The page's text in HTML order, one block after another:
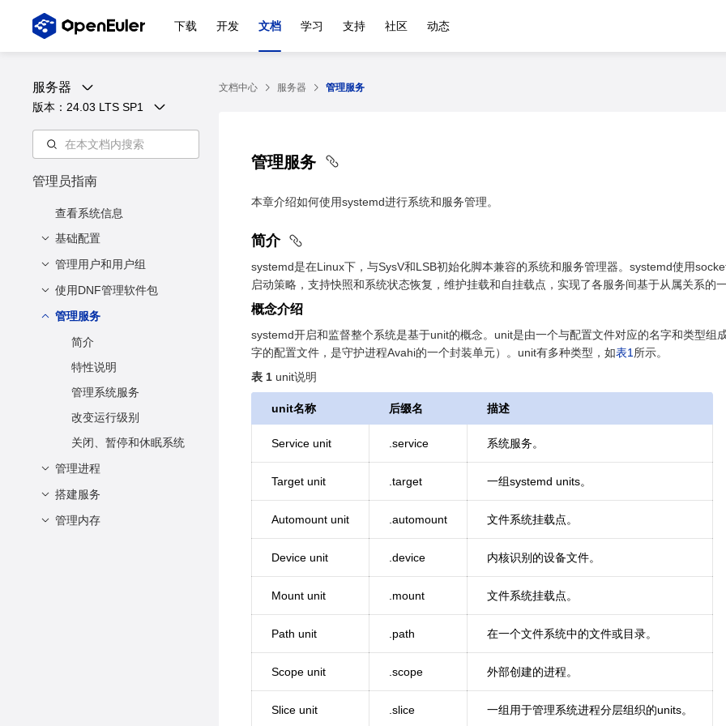
下载 开发 文档 学习 支持 社区 动态
服务器
版本： 24.03 LTS SP1
管理员指南
查看系统信息
基础配置
设置语言环境
设置键盘
设置日期和时间
设置kdump
设置磁盘调度算法
设置NMI watchdog
管理用户和用户组
管理用户
管理用户组
使用DNF管理软件包
配置DNF
管理软件包
管理软件包组
检查并更新
管理服务
简介
特性说明
管理系统服务
改变运行级别
关闭、暂停和休眠系统
管理进程
查看进程
调度启动进程
搭建服务
搭建repo服务器
管理内存
文档中心 服务器 管理服务
管理服务
本章介绍如何使用systemd进行系统和服务管理。
简介
systemd是在Linux下，与SysV和LSB初始化脚本兼容的系统和服务管理器。systemd使用
启动策略，支持快照和系统状态恢复，维护挂载和自挂载点，实现了各服务间基于从属关系的
概念介绍
systemd开启和监督整个系统是基于unit的概念。unit是由一个与配置文件对应的名字和类型组
字的配置文件，是守护进程Avahi的一个封装单元）。unit有多种类型，如表1 所示。
表 1 unit说明
unit名称 后缀名 描述
Service unit .service 系统服务。
Target unit .target 一组systemd units。
Automount unit .automount 文件系统挂载点。
Device unit .device 内核识别的设备文件。
Mount unit .mount 文件系统挂载点。
Path unit .path 在一个文件系统中的文件或目录。
Scope unit .scope 外部创建的进程。
Slice unit .slice 一组用于管理系统进程分层组织的units。